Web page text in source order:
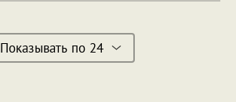
Показывать по 24